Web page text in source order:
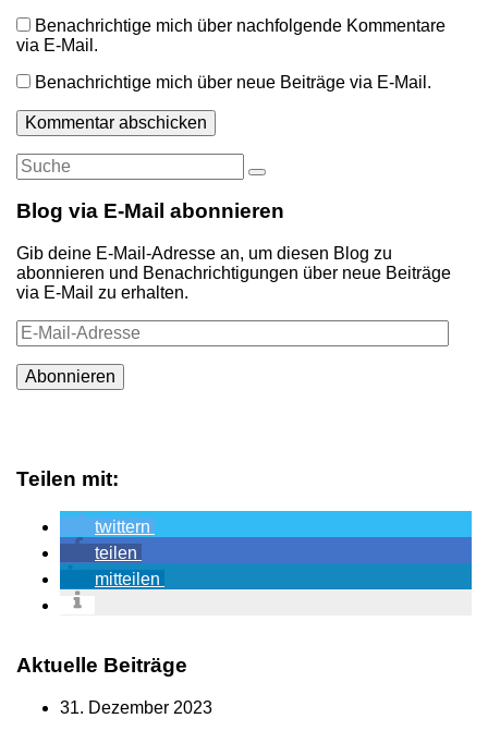
Benachrichtige mich über nachfolgende Kommentare
via E-Mail.
Benachrichtige mich über neue Beiträge via E-Mail.
Suche
nach:
Suche
Blog via E-Mail abonnieren
Gib deine E-Mail-Adresse an, um diesen Blog zu
abonnieren und Benachrichtigungen über neue Beiträge
via E-Mail zu erhalten.
E-
Mail-
Adresse
Abonnieren
Teilen mit:
twittern
teilen
mitteilen
Aktuelle Beiträge
31. Dezember 2023